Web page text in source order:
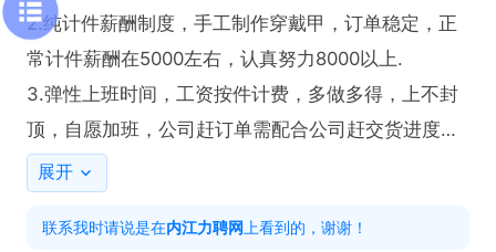
2.纯计件薪酬制度，手工制作穿戴甲，订单稳定，正
常计件薪酬在5000左右，认真努力8000以上.
3.弹性上班时间，工资按件计费，多做多得，上不封
顶，自愿加班，公司赶订单需配合公司赶交货进度，
月休四天，选休不连休。上班地点：市中区，东兴区
可就近选择
【岗位要求】
展开
联系我时请说是在内江力聘网 上看到的，谢谢！